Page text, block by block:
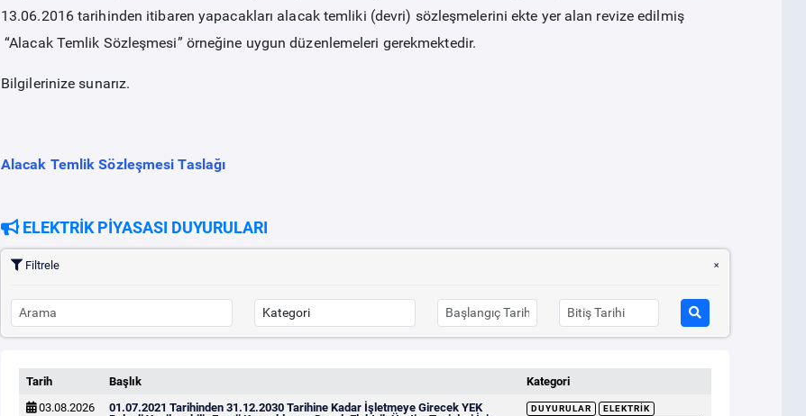
13.06.2016 tarihinden itibaren yapacakları alacak temliki (devri) sözleşmelerini ekte yer alan revize edilmiş
“Alacak Temlik Sözleşmesi” örneğine uygun düzenlemeleri gerekmektedir.
Bilgilerinize sunarız.
Alacak Temlik Sözleşmesi Taslağı
ELEKTRİK PİYASASI DUYURULARI
Filtrele
Tarih Başlık
Kategori
03.08.2026
01.07.2021 Tarihinden 31.12.2030 Tarihine Kadar İşletmeye Girecek YEK
DUYURULAR
ELEKTRIK